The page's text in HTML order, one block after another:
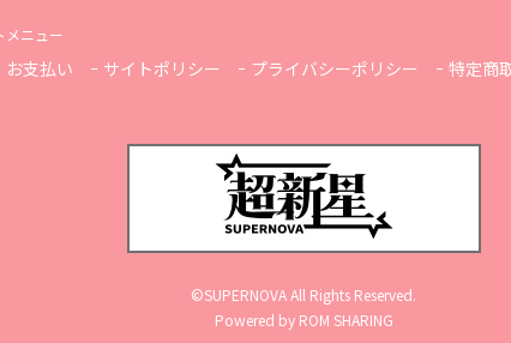
メニュー
お支払い サイトポリシー プライバシーポリシー 特定商
©SUPERNOVA All Rights Reserved.
Powered by ROM SHARING